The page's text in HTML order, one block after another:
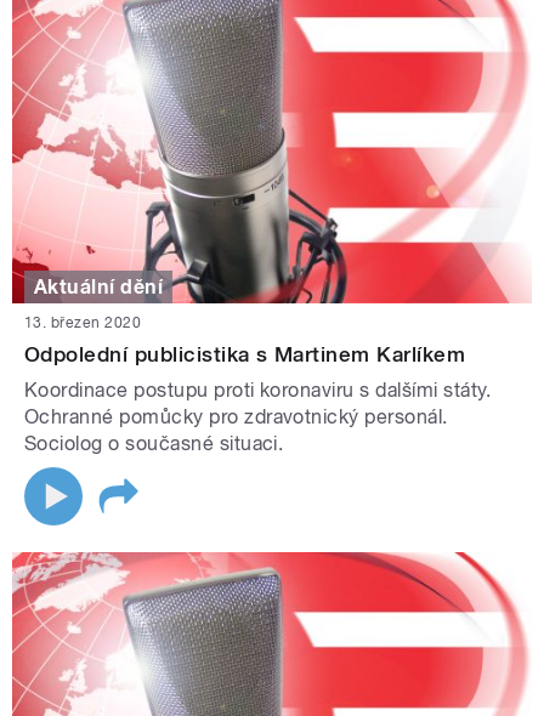
Aktuální dění
13. březen 2020
Odpolední publicistika s Martinem Karlíkem
Koordinace postupu proti koronaviru s dalšími státy.
Ochranné pomůcky pro zdravotnický personál.
Sociolog o současné situaci.